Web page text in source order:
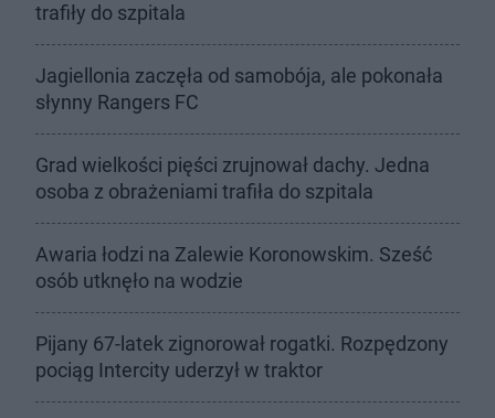
trafiły do szpitala
Jagiellonia zaczęła od samobója, ale pokonała
słynny Rangers FC
Grad wielkości pięści zrujnował dachy. Jedna
osoba z obrażeniami trafiła do szpitala
Awaria łodzi na Zalewie Koronowskim. Sześć
osób utknęło na wodzie
Pijany 67-latek zignorował rogatki. Rozpędzony
pociąg Intercity uderzył w traktor